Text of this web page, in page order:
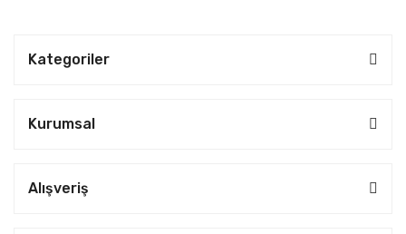
Kategoriler
Kurumsal
Alışveriş